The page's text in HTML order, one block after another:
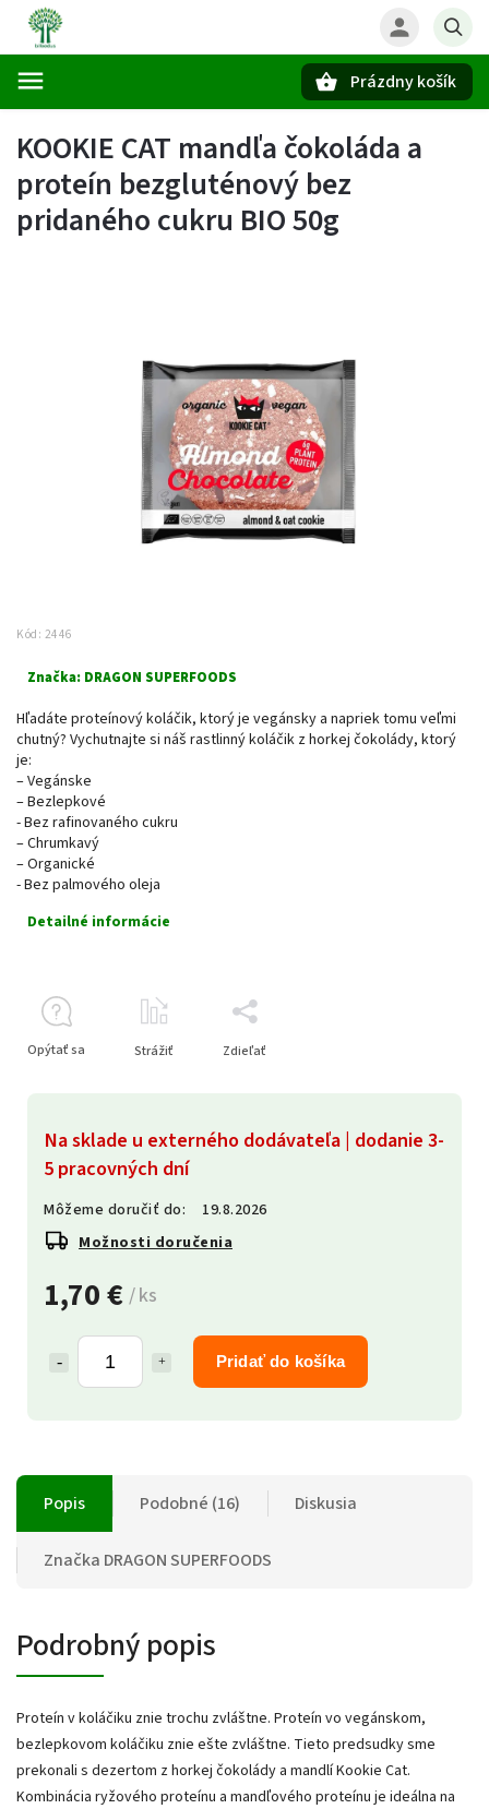
Prázdny košík
KOOKIE CAT mandľa čokoláda a
proteín bezgluténový bez
pridaného cukru BIO 50g
Kód: 2446
Značka: DRAGON SUPERFOODS
1,70 € / ks
Pridať do košíka
Na sklade u externého dodávateľa | dodanie 3-
5 pracovných dní
Môžeme doručiť do:
19.8.2026
Možnosti doručenia
Hľadáte proteínový koláčik, ktorý je vegánsky a napriek tomu veľmi
chutný? Vychutnajte si náš rastlinný koláčik z horkej čokolády, ktorý
je:
– Vegánske
– Bezlepkové
- Bez rafinovaného cukru
– Chrumkavý
– Organické
- Bez palmového oleja
Detailné informácie
Opýtať sa Strážiť Zdieľať
Popis Podobné (16) Diskusia
Značka DRAGON SUPERFOODS
Podrobný popis
Proteín v koláčiku znie trochu zvláštne. Proteín vo vegánskom,
bezlepkovom koláčiku znie ešte zvláštne. Tieto predsudky sme
prekonali s dezertom z horkej čokolády a mandlí Kookie Cat.
Kombinácia ryžového proteínu a mandľového proteínu je ideálna na